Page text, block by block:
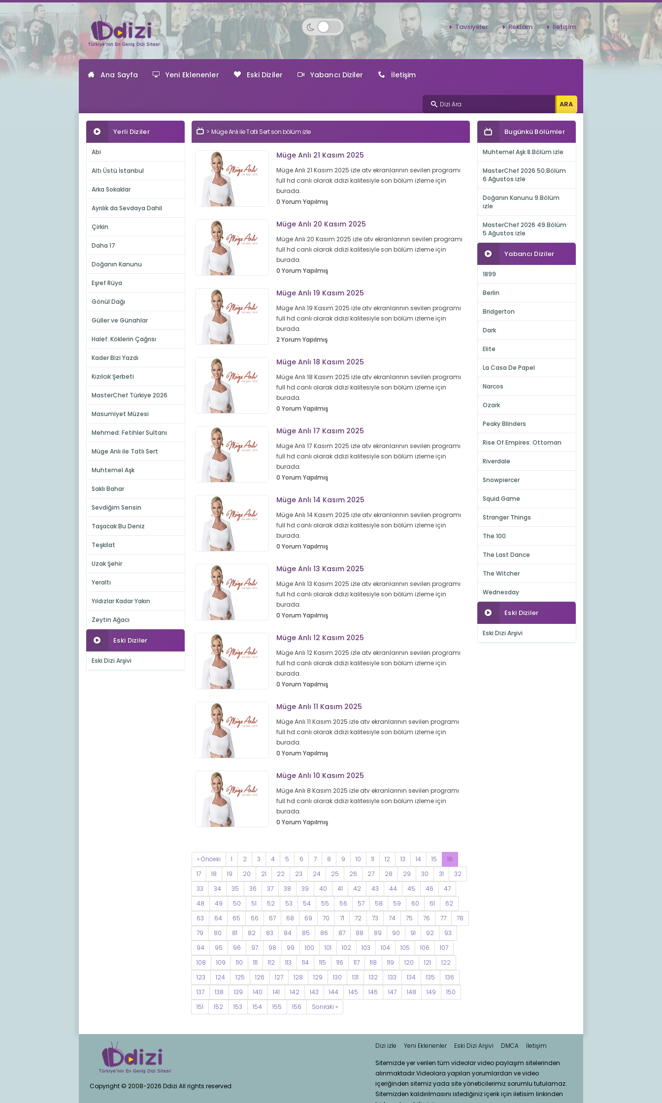
Tavsiyeler Reklam İletişim
Ana Sayfa Yeni Eklenenler Eski Diziler Yabancı Diziler İletişim
Yerli Diziler
Abi
Altı Üstü İstanbul
Arka Sokaklar
Ayrılık da Sevdaya Dahil
Çirkin
Daha 17
Doğanın Kanunu
Eşref Rüya
Gönül Dağı
Güller ve Günahlar
Halef: Köklerin Çağrısı
Kader Bizi Yazdı
Kızılcık Şerbeti
MasterChef Türkiye 2026
Masumiyet Müzesi
Mehmed: Fetihler Sultanı
Müge Anlı ile Tatlı Sert
Muhtemel Aşk
Saklı Bahar
Sevdiğim Sensin
Taşacak Bu Deniz
Teşkilat
Uzak Şehir
Yeraltı
Yıldızlar Kadar Yakın
Zeytin Ağacı
Eski Diziler
Eski Dizi Arşivi
Müge Anlı ile Tatlı Sert son bölüm izle
Müge Anlı 21 Kasım 2025
Müge Anlı 21 Kasım 2025 izle atv ekranlarının sevilen programı
full hd canlı olarak ddizi kalitesiyle son bölüm izleme için
burada.
0 Yorum Yapılmış
Müge Anlı 20 Kasım 2025
Müge Anlı 20 Kasım 2025 izle atv ekranlarının sevilen programı
full hd canlı olarak ddizi kalitesiyle son bölüm izleme için
burada.
0 Yorum Yapılmış
Müge Anlı 19 Kasım 2025
Müge Anlı 19 Kasım 2025 izle atv ekranlarının sevilen programı
full hd canlı olarak ddizi kalitesiyle son bölüm izleme için
burada.
2 Yorum Yapılmış
Müge Anlı 18 Kasım 2025
Müge Anlı 18 Kasım 2025 izle atv ekranlarının sevilen programı
full hd canlı olarak ddizi kalitesiyle son bölüm izleme için
burada.
0 Yorum Yapılmış
Müge Anlı 17 Kasım 2025
Müge Anlı 17 Kasım 2025 izle atv ekranlarının sevilen programı
full hd canlı olarak ddizi kalitesiyle son bölüm izleme için
burada.
0 Yorum Yapılmış
Müge Anlı 14 Kasım 2025
Müge Anlı 14 Kasım 2025 izle atv ekranlarının sevilen programı
full hd canlı olarak ddizi kalitesiyle son bölüm izleme için
burada.
0 Yorum Yapılmış
Müge Anlı 13 Kasım 2025
Müge Anlı 13 Kasım 2025 izle atv ekranlarının sevilen programı
full hd canlı olarak ddizi kalitesiyle son bölüm izleme için
burada.
0 Yorum Yapılmış
Müge Anlı 12 Kasım 2025
Müge Anlı 12 Kasım 2025 izle atv ekranlarının sevilen programı
full hd canlı olarak ddizi kalitesiyle son bölüm izleme için
burada.
0 Yorum Yapılmış
Müge Anlı 11 Kasım 2025
Müge Anlı 11 Kasım 2025 izle atv ekranlarının sevilen programı
full hd canlı olarak ddizi kalitesiyle son bölüm izleme için
burada.
0 Yorum Yapılmış
Müge Anlı 10 Kasım 2025
Müge Anlı 8 Kasım 2025 izle atv ekranlarının sevilen programı
full hd canlı olarak ddizi kalitesiyle son bölüm izleme için
burada.
0 Yorum Yapılmış
« Önceki 1 2 3 4 5 6 7 8 9 10 11 12 13 14 15
16
17
18 19 20 21 22 23 24 25 26 27 28 29 30 31
32
33
34 35 36 37 38 39 40 41 42 43 44 45 46
47
48
49 50 51 52 53 54 55 56 57 58 59 60 61
62
63
64 65 66 67 68 69 70 71 72 73 74 75 76 77
78
79
80 81 82 83 84 85 86 87 88 89 90 91 92
93
94
95 96 97 98 99 100 101 102 103 104 105 106
107
108
109 110 111 112 113 114 115 116 117 118 119 120 121
122
123
124 125 126 127 128 129 130 131 132 133 134 135
136
137
138 139 140 141 142 143 144 145 146 147 148 149
150
151
152 153 154 155 156 Sonraki »
Bugünkü Bölümler
Muhtemel Aşk 8.Bölüm izle
MasterChef 2026 50.Bölüm
6 Ağustos izle
Doğanın Kanunu 9.Bölüm
izle
MasterChef 2026 49.Bölüm
5 Ağustos izle
Yabancı Diziler
1899
Berlin
Bridgerton
Dark
Elite
La Casa De Papel
Narcos
Ozark
Peaky Blinders
Rise Of Empires: Ottoman
Riverdale
Snowpiercer
Squid Game
Stranger Things
The 100
The Last Dance
The Witcher
Wednesday
Eski Diziler
Eski Dizi Arşivi
Copyright © 2008-2026 Ddizi All rights reserved.
Dizi izle Yeni Eklenenler Eski Dizi Arşivi DMCA İletişim
Sitemizde yer verilen tüm videolar video paylaşım sitelerinden
alınmaktadır.Videolara yapılan yorumlardan ve video
içeriğinden sitemiz yada site yöneticilerimiz sorumlu tutulamaz.
Sitemizden kaldırılmasını istediğiniz içerik için iletisim linkinden